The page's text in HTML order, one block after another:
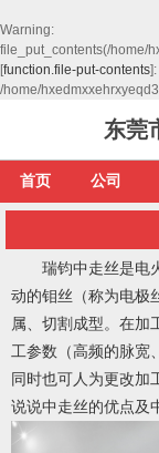
Warning:
file_put_contents(/home/
[function.file-put-contents
/home/
东莞
首页 公司
瑞钧中走丝是电火
动的钼丝（称为电极
属、切割成型。在加
工参数（高频的脉宽
同时也可人为更改加
说说中走丝的优点及